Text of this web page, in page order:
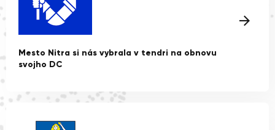
Mesto Nitra si nás vybrala v tendri na obnovu
svojho DC